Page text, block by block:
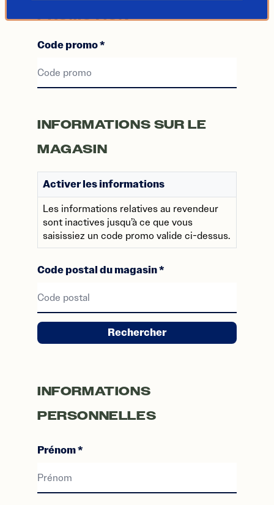
PROMOTION
Code promo*
INFORMATIONS SUR LE
MAGASIN
Activer les informations
Les informations relatives au revendeur
sont inactives jusqu’à ce que vous
saisissiez un code promo valide ci-dessus.
Code postal du magasin*
Code postal
Rechercher
INFORMATIONS
PERSONNELLES
Prénom*